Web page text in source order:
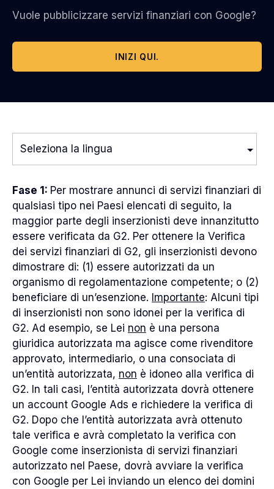
Vuole pubblicizzare servizi finanziari con Google?
INIZI QUI.
Seleziona la lingua
Bengali
Chinese
French
German
Gujarati
Hindi
Indonesian
Marathi
Portuguese
Portuguese
Fase 1: Per mostrare annunci di servizi finanziari di
qualsiasi tipo nei Paesi elencati di seguito, la
maggior parte degli inserzionisti deve innanzitutto
essere verificata da G2. Per ottenere la Verifica
dei servizi finanziari di G2, gli inserzionisti devono
dimostrare di: (1) essere autorizzati da un
organismo di regolamentazione competente; o (2)
beneficiare di un’esenzione. Importante: Alcuni tipi
di inserzionisti non sono idonei per la verifica di
G2. Ad esempio, se Lei non è una persona
giuridica autorizzata ma agisce come rivenditore
approvato, intermediario, o una consociata di
un’entità autorizzata, non è idoneo alla verifica di
G2. In tali casi, l’entità autorizzata dovrà ottenere
un account Google Ads e richiedere la verifica di
G2. Dopo che l’entità autorizzata avrà ottenuto
tale verifica e avrà completato la verifica con
Google come inserzionista di servizi finanziari
autorizzato nel Paese, dovrà avviare la verifica
con Google per Lei inviando un elenco dei domini